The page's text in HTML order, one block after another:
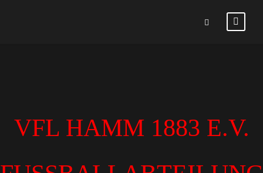
VFL HAMM 1883 E.V.